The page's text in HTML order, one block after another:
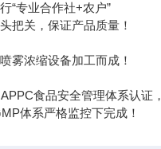
“专业合作社+农户”
把关，保证产品质量！
雾浓缩设备加工而成！
食品安全管理体系认证，
体系严格监控下完成！